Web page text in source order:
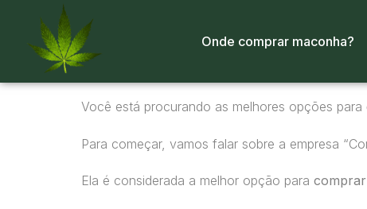
Onde comprar maconha?
Você está procurando as melhores opções para
Para começar, vamos falar sobre a empresa
Ela é considerada a melhor opção para comprar